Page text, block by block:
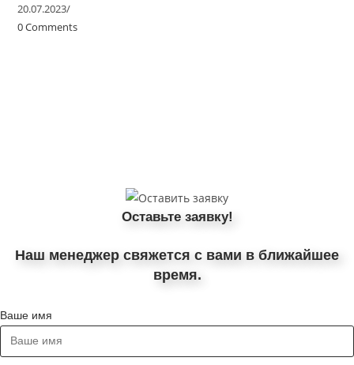
20.07.2023/
0 Comments
Оставьте заявку!
Наш менеджер свяжется с вами в ближайшее
время.
Ваше имя